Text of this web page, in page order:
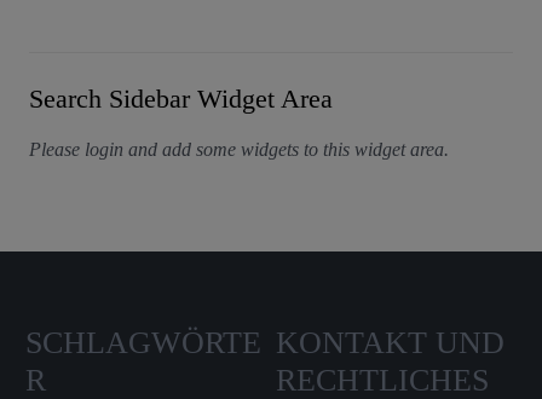
Search Sidebar Widget Area
Please login and add some widgets to this widget area.
SCHLAGWÖRTE
R
KONTAKT UND
RECHTLICHES